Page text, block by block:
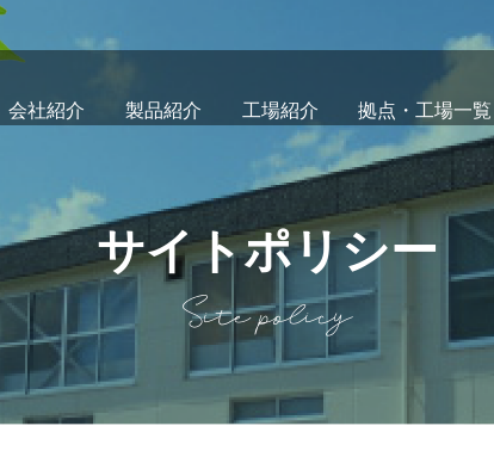
会社紹介 製品紹介 工場紹介 拠点・工場一覧
サイトポリシー
Site policy